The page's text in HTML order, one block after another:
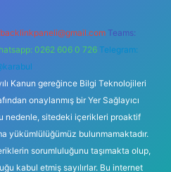
backlinkpaneli@gmail.com Teams:
0262 606 0 726 Telegram:
Kanun gereğince Bilgi Teknolojileri
onaylanmış bir Yer Sağlayıcı
nedenle, sitedeki içerikleri proaktif
yükümlülüğümüz bulunmamaktadır.
sorumluluğunu taşımakta olup,
kabul etmiş sayılırlar. Bu internet